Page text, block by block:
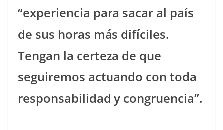
“experiencia para sacar al país
de sus horas más difíciles.
Tengan la certeza de que
seguiremos actuando con toda
responsabilidad y congruencia”.